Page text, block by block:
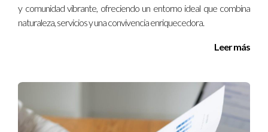
y comunidad vibrante, ofreciendo un entorno ideal que combina
naturaleza, servicios y una convivencia enriquecedora.
Leer más